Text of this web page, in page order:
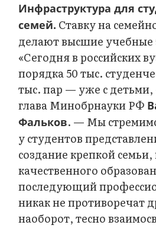
Инфраструктура для
семей. Ставку на
делают высшие учебные
«Сегодня в российских
порядка 50 тыс.
тыс. пар — уже с детьми,
глава Минобрнауки РФ
Фальков. — Мы
у студентов
создание крепкой
качественного
последующий
никак не противоречат
наоборот, тесно